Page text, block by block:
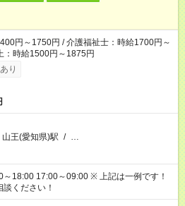
円～1750円 / 介護福祉士：時給1700円～
：時給1500円～1875円
り
山王(愛知県)駅 / …
～09:00 ※ 上記は一例です！
ください！